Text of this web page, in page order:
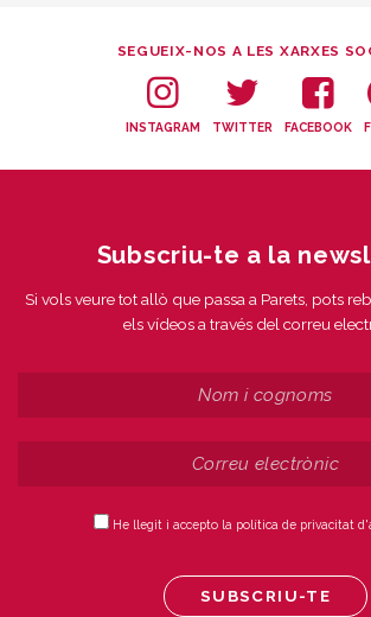
SEGUEIX-NOS A LES XARXES
INSTAGRAM TWITTER FACEBOOK
Subscriu-te a la
Si vols veure tot allò que passa a Parets, pots
els vídeos a través del correu
He llegit i accepto la política de privacitat